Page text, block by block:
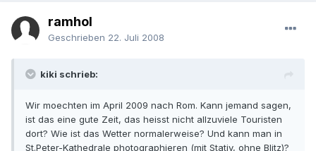
ramhol
Geschrieben 22. Juli 2008
kiki schrieb:
Wir moechten im April 2009 nach Rom. Kann jemand sagen,
ist das eine gute Zeit, das heisst nicht allzuviele Touristen
dort? Wie ist das Wetter normalerweise? Und kann man in
St.Peter-Kathedrale photographieren (mit Stativ, ohne Blitz)?